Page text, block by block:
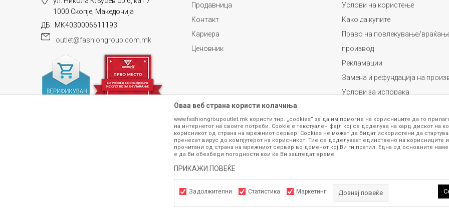
1000 Скопје, Македонија
ДБ: МК4030006611193
outlet@fashiongroup.com.mk
Продавница
Контакт
Кариера
Ценовник
Услови на користење
Како да купите
Право на повлекување/
производ
Рекламации
Замена и рефундација на
Услови за испорака
Сите информации околу производите кои се изложени на нашата онлајн продавница се стремиме да бидат
гарантираме дека се без ниту една грешка или пак дека сите производи во моментот се достапни на залиха.
производот. Доколку дојде до потреба за замена на производ или рефундација, процедурата може да трае до 15
контактирајте не на телефонскиот број 070 275 363 или на е-маил
outlet@fashiongroup.com.mk понеделник
Оваа веб страна користи колачиња
www.fashiongroupoutlet.mk користи тнр. „cookies“ за да им помогне на корисниците да го
на интернетот на своите потреби. Cookie е текстуален фајл кој се доделува на хард дискот на
корисникот од страна на мрежниот сервер. Cookies не можат да бидат искористени да
пренесат вирус до компјутерот на корисникот. Тие се доделуваат единствено на корисниците
прочитани од страна на мрежниот сервер во доменот кој Ви ги пратил. Една од основните
е да Ви обезбеди погодности кои ќе Ви заштедат време.
ПРИКАЖИ ПОВЕЌЕ
Задолжителни Статистика Маркетинг Дознај повеќе